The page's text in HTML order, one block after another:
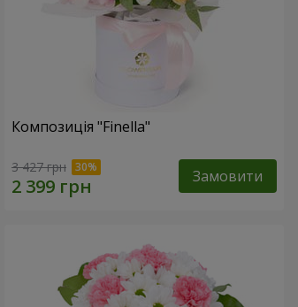
Композиція "Finella"
3 427 грн Замовити